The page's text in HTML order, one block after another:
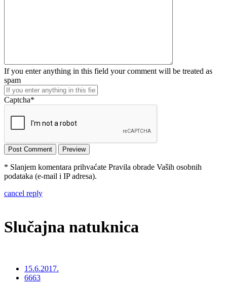
If you enter anything in this field your comment will be treated as
spam
Captcha*
* Slanjem komentara prihvaćate Pravila obrade Vaših osobnih
podataka (e-mail i IP adresa).
cancel reply
Slučajna natuknica
15.6.2017.
6663